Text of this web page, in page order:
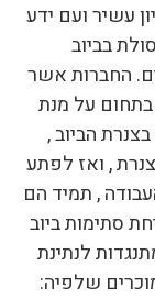
עשיר ועם ידע
בביוב
החברות אשר
בתחום על מנת
הביוב ,
, ואז לפתע
, תמיד הם
סתימות ביוב
לנתינת
שלפיה: